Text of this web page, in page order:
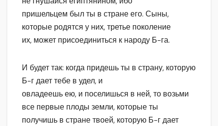
пришельцем был ты в стране его. Сыны,
которые родятся у них, третье поколение
их, может присоединиться к народу Б-га.
И будет так: когда придешь ты в страну, которую
Б-г дает тебе в удел, и
овладеешь ею, и поселишься в ней, то возьми
все первые плоды земли, которые ты
получишь в стране твоей, которую Б-г дает